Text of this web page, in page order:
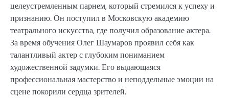
целеустремленным парнем, который стремился к успеху и
признанию. Он поступил в Московскую академию
театрального искусства, где получил образование актера.
За время обучения Олег Шаумаров проявил себя как
талантливый актер с глубоким пониманием
художественной задумки. Его выдающаяся
профессиональная мастерство и неподдельные эмоции на
сцене покорили сердца зрителей.